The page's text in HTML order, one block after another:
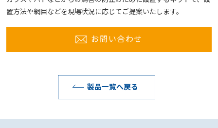
置方法や網目などを現場状況に応じてご提案いたします。
お問い合わせ
製品一覧へ戻る